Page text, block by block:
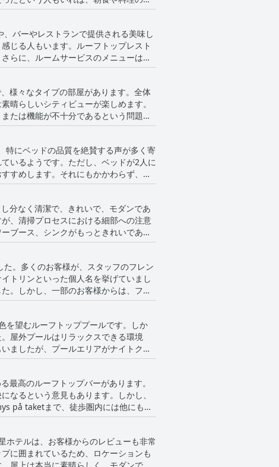
んあり、健康的な新鮮な食材が揃う小
ランチと朝食に美味しいものを探すこ
ます。
バーやレストランで提供される美味し
じる人もいます。ルーフトップレスト
らに、ルームサービスのメニューは限
スタッフなど、サービスに関する問題
値のある楽しい体験を提供していま
様々なタイプの部屋があります。全体
晴らしいシティビューが楽しめます。
たは機能が不十分であるという問題が
チョコレートなどの無料の特典を楽し
ットへの便利なアクセスが魅力です。
美的魅力を提供しています。
にベッドの品質を絶賛する声が多く寄
いるようです。ただし、ベッドが2人に
すめします。それにもかかわらず、ほ
多くいます。一部の人が唯一気になっ
安眠を求めている人にとって、
分なく清潔で、きれいで、モダンであ
、清掃プロセスにおける細部への注意
ブース、シンクがもっときれいである
らしい景色によって強化された、ホテ
屋のグラスが埃っぽい、またはバスロ
た。
。多くのお客様が、スタッフのフレン
トリンといった個人名を挙げていまし
。しかし、一部のお客様からは、フロ
た。全体として、ほとんどのお客様は
を望むルーフトッププールです。しか
屋外プールはリラックスできる環境
ましたが、プールエリアがナイトクラ
いことに注意が必要ですが、全体的に
高のルーフトップバーがあります。
なるという意見もあります。しかし、
på taketまで、徒歩圏内には他にもた
に注意してください。いくつかの欠点
ホテルは、お客様からのレビューも非常
に囲まれているため、ロケーションも